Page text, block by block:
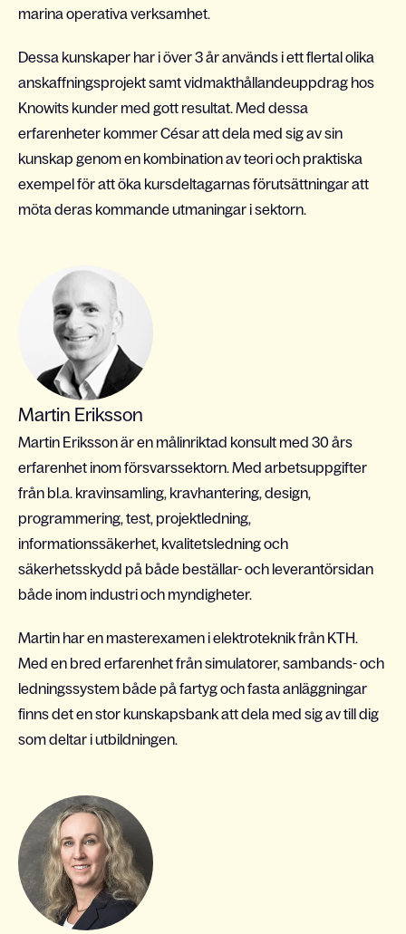
marina operativa verksamhet.
Dessa kunskaper har i över 3 år används i ett flertal olika
anskaffningsprojekt samt vidmakthållandeuppdrag hos
Knowits kunder med gott resultat. Med dessa
erfarenheter kommer César att dela med sig av sin
kunskap genom en kombination av teori och praktiska
exempel för att öka kursdeltagarnas förutsättningar att
möta deras kommande utmaningar i sektorn.
Martin Eriksson
Martin Eriksson är en målinriktad konsult med 30 års
erfarenhet inom försvarssektorn. Med arbetsuppgifter
från bl.a. kravinsamling, kravhantering, design,
programmering, test, projektledning,
informationssäkerhet, kvalitetsledning och
säkerhetsskydd på både beställar- och leverantörsidan
både inom industri och myndigheter.
Martin har en masterexamen i elektroteknik från KTH.
Med en bred erfarenhet från simulatorer, sambands- och
ledningssystem både på fartyg och fasta anläggningar
finns det en stor kunskapsbank att dela med sig av till dig
som deltar i utbildningen.